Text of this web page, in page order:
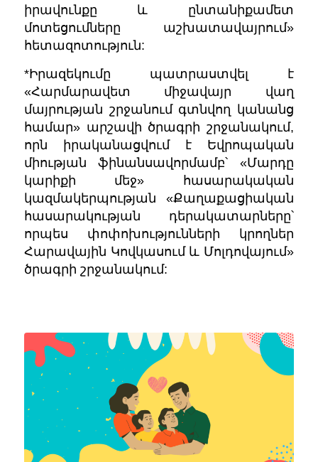
իրավունքը և ընտանիքամետ
մոտեցումները աշխատավայրում»
հետազոտություն:
*Իրազեկումը պատրաստվել է
«Հարմարավետ միջավայր վաղ
մայրության շրջանում գտնվող կանանց
համար» արշավի ծրագրի շրջանակում,
որն իրականացվում է Եվրոպական
միության ֆինանսավորմամբ՝ «Մարդը
կարիքի մեջ» հասարակական
կազմակերպության «Քաղաքացիական
հասարակության դերակատարները՝
որպես փոփոխությունների կրողներ
Հարավային Կովկասում և Մոլդովայում»
ծրագրի շրջանակում: